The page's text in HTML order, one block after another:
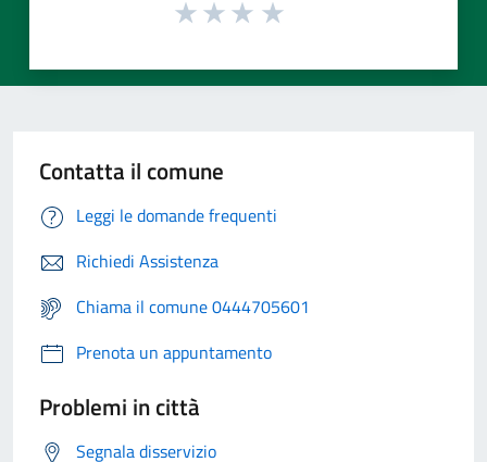
Contatta il comune
Leggi le domande frequenti
Richiedi Assistenza
Chiama il comune 0444705601
Prenota un appuntamento
Problemi in città
Segnala disservizio